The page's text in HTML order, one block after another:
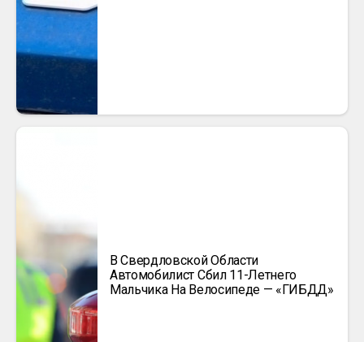
В Свердловской Области
Автомобилист Сбил 11-Летнего
Мальчика На Велосипеде — «ГИБДД»